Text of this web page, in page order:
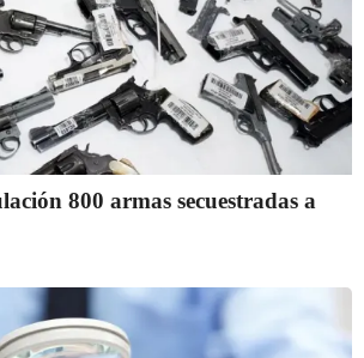
800 armas secuestradas a